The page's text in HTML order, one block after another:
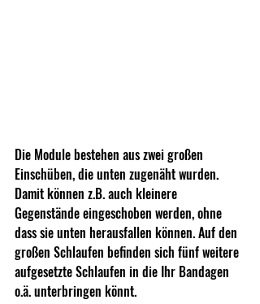
Die Module bestehen aus zwei großen
Einschüben, die unten zugenäht wurden.
Damit können z.B. auch kleinere
Gegenstände eingeschoben werden, ohne
dass sie unten herausfallen können. Auf den
großen Schlaufen befinden sich fünf weitere
aufgesetzte Schlaufen in die Ihr Bandagen
o.ä. unterbringen könnt.